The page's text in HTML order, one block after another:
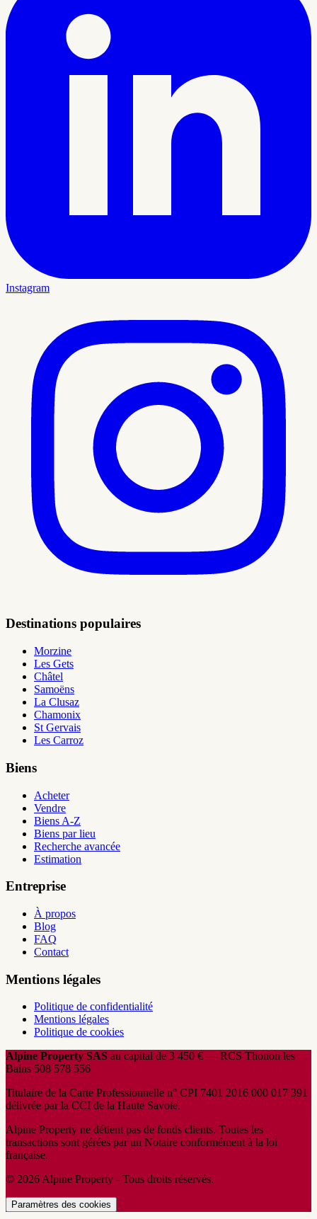
Instagram
Destinations populaires
Morzine
Les Gets
Châtel
Samoëns
La Clusaz
Chamonix
St Gervais
Les Carroz
Biens
Acheter
Vendre
Biens A-Z
Biens par lieu
Recherche avancée
Estimation
Entreprise
À propos
Blog
FAQ
Contact
Mentions légales
Politique de confidentialité
Mentions légales
Politique de cookies
Alpine Property SAS au capital de 3 450 € — RCS Thonon les
Bains 508 578 556
Titulaire de la Carte Professionnelle n° CPI 7401 2016 000 017 391
délivrée par la CCI de la Haute Savoie.
Alpine Property ne détient pas de fonds clients. Toutes les
transactions sont gérées par un Notaire conformément à la loi
française.
© 2026 Alpine Property - Tous droits réservés.
Paramètres des cookies